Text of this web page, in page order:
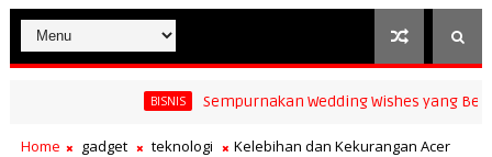
BISNIS Sempurnakan Wedding Wishes yang
Terbaru yang Pas untuk Pasangan
Home gadget teknologi
Kelebihan dan Kekurangan Acer